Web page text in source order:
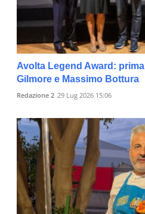
Avolta Legend Award:
Gilmore e Massimo Bottura
Redazione 2 29 Lug 2026 15:06